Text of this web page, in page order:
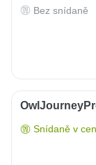
Bez snídaně
Snídaně v